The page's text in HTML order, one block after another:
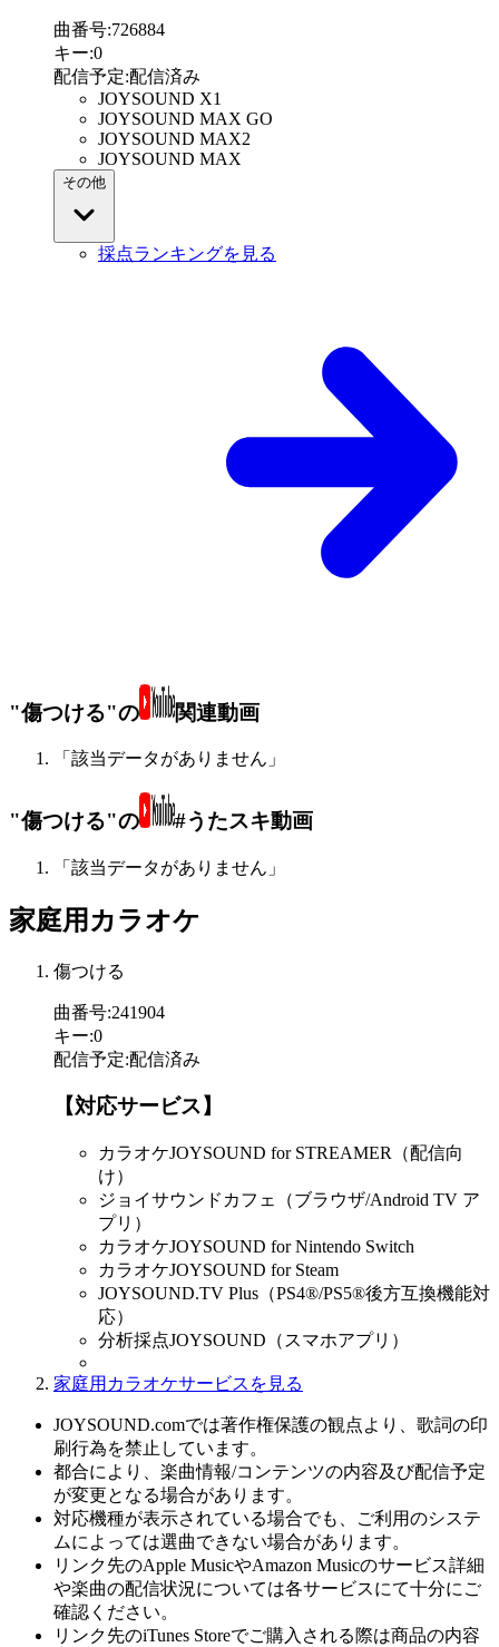
曲番号:726884
キー:0
配信予定:配信済み
JOYSOUND X1
JOYSOUND MAX GO
JOYSOUND MAX2
JOYSOUND MAX
その他
採点ランキングを見る
"傷つける"の 関連動画
「該当データがありません」
"傷つける"の #うたスキ動画
「該当データがありません」
家庭用カラオケ
傷つける
曲番号:241904
キー:0
配信予定:配信済み
【対応サービス】
カラオケJOYSOUND for STREAMER（配信向
け）
ジョイサウンドカフェ（ブラウザ/Android TV ア
プリ）
カラオケJOYSOUND for Nintendo Switch
カラオケJOYSOUND for Steam
JOYSOUND.TV Plus（PS4®/PS5®後方互換機能対
応）
分析採点JOYSOUND（スマホアプリ）
家庭用カラオケサービスを見る
JOYSOUND.comでは著作権保護の観点より、歌詞の印
刷行為を禁止しています。
都合により、楽曲情報/コンテンツの内容及び配信予定
が変更となる場合があります。
対応機種が表示されている場合でも、ご利用のシステ
ムによっては選曲できない場合があります。
リンク先のApple MusicやAmazon Musicのサービス詳細
や楽曲の配信状況については各サービスにて十分にご
確認ください。
リンク先のiTunes Storeでご購入される際は商品の内容